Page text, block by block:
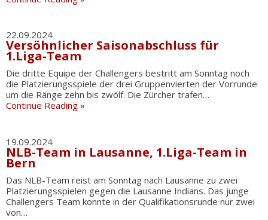
22.09.2024
Versöhnlicher Saisonabschluss für
1.Liga-Team
Die dritte Equipe der Challengers bestritt am Sonntag noch
die Platzierungsspiele der drei Gruppenvierten der Vorrunde
um die Ränge zehn bis zwölf. Die Zürcher trafen…
Continue Reading »
19.09.2024
NLB-Team in Lausanne, 1.Liga-Team in
Bern
Das NLB-Team reist am Sonntag nach Lausanne zu zwei
Platzierungsspielen gegen die Lausanne Indians. Das junge
Challengers Team konnte in der Qualifikationsrunde nur zwei
von…